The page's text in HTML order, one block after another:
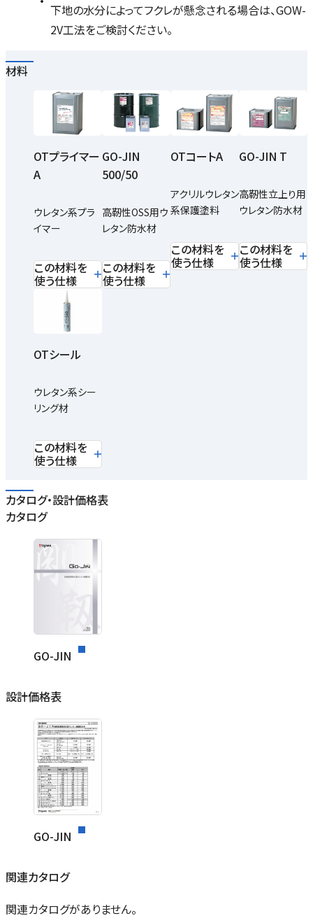
下地の水分によってフクレが懸念される場合は、GOW-
2V工法をご検討ください。
材料
OTプライマー
A
ウレタン系プラ
イマー
この材料を
使う仕様
GO-JIN
500/50
高靭性OSS用ウ
レタン防水材
この材料を
使う仕様
OTコートA
アクリルウレタン
系保護塗料
この材料を
使う仕様
GO-JIN T
高靭性立上り用
ウレタン防水材
この材料を
使う仕様
OTシール
ウレタン系シー
リング材
この材料を
使う仕様
カタログ・設計価格表
カタログ
GO-JIN
設計価格表
GO-JIN
関連カタログ
関連カタログがありません。